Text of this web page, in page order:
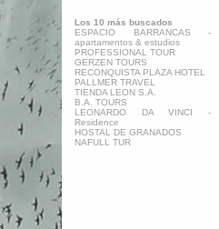
Los 10 más buscados
ESPACIO BARRANCAS -
apartamentos & estudios
PROFESSIONAL TOUR
GERZEN TOURS
RECONQUISTA PLAZA HOTEL
PALLMER TRAVEL
TIENDA LEON S.A.
B.A. TOURS
LEONARDO DA VINCI -
Residence
HOSTAL DE GRANADOS
NAFULL TUR